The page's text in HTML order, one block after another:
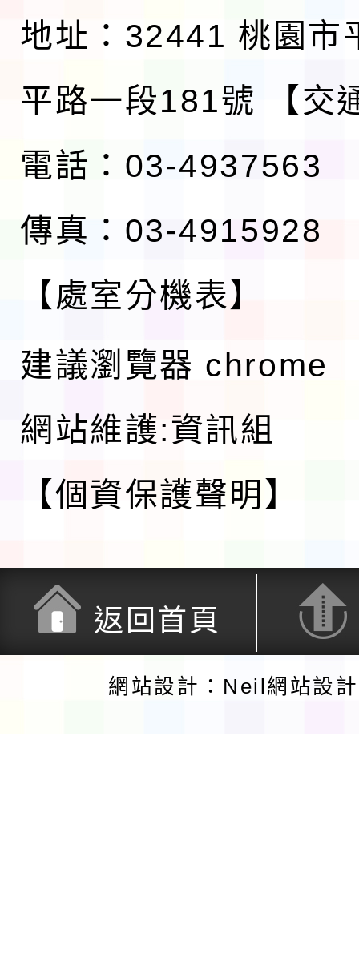
地址：32441 桃園市
平路一段181號
【交
電話：03-4937563
傳真：03-4915928
【處室分機表】
建議瀏覽器 chrome
網站維護:資訊組
【個資保護聲明】
返回首頁
網站設計：Neil網站設